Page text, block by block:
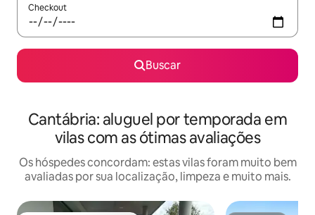
Checkout
Buscar
Cantábria: aluguel por temporada em
vilas com as ótimas avaliações
Os hóspedes concordam: estas vilas foram muito bem
avaliadas por sua localização, limpeza e muito mais.